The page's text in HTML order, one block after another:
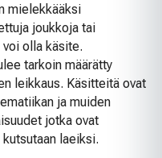
mielekkääksi
joukkoja tai
olla käsite.
tarkoin määrätty
leikkaus. Käsitteitä ovat
ja muiden
jotka ovat
laeiksi.